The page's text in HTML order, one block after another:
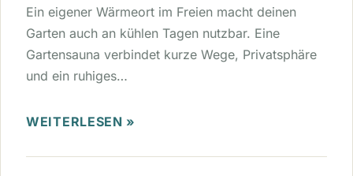
Ein eigener Wärmeort im Freien macht deinen
Garten auch an kühlen Tagen nutzbar. Eine
Gartensauna verbindet kurze Wege, Privatsphäre
und ein ruhiges…
WEITERLESEN »